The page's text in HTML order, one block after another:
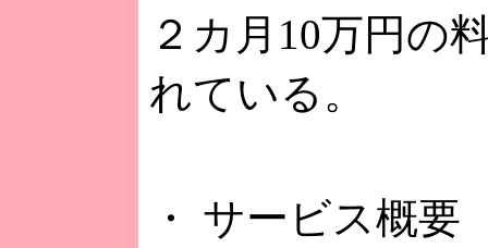
２カ月10万円の
れている。
・ サービス概要